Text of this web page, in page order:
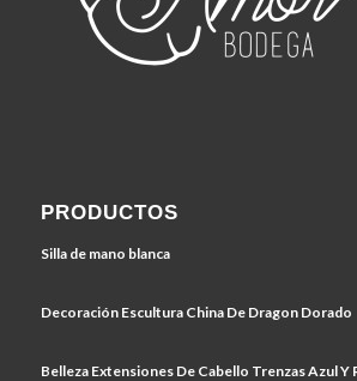
PRODUCTOS
Silla de mano blanca
Decoración Escultura China De Dragon Dorado
Belleza Extensiones De Cabello Trenzas Azul Y